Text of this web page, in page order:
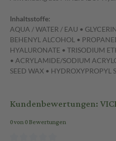
Inhaltsstoffe:
AQUA / WATER / EAU •
BEHENYL ALCOHOL •
HYALURONATE • TRISODIUM
• ACRYLAMIDE/SODIUM
SEED WAX • HYDROXYPROPYL
Kundenbewertungen:
0 von 0 Bewertungen